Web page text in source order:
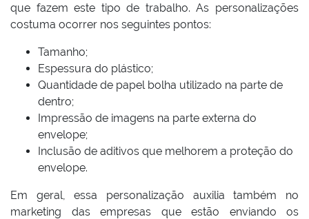
que fazem este tipo de trabalho. As personalizações
costuma ocorrer nos seguintes pontos:
Tamanho;
Espessura do plástico;
Quantidade de papel bolha utilizado na parte de
dentro;
Impressão de imagens na parte externa do
envelope;
Inclusão de aditivos que melhorem a proteção do
envelope.
Em geral, essa personalização auxilia também no
marketing das empresas que estão enviando os